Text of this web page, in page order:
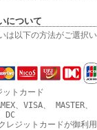
について
は以下の方法がご選択
ットカード
、VISA、 MASTER
DC
レジットカードが御利